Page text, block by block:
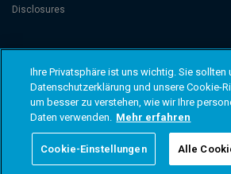
Disclosures
de Commerce et des Sociétés (Luxembourg), No.
Columbia Threadneedle Netherlands B.V.,
for the Financial Markets (AFM), registered No.
Threadneedle Investments (Columbia
Markenname der Columbia und Threadneedle
Ihre Privatsphäre ist uns wichtig. Sie sollten
Datenschutzerklärung und unsere Cookie-
um besser zu verstehen, wie wir Ihre
Daten verwenden. Mehr erfahren
Cookie-Einstellungen Alle